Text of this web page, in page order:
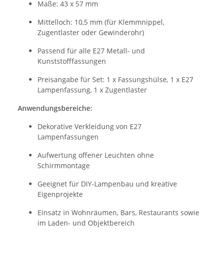
Maße: 43 x 57 mm
Mittelloch: 10,5 mm (für Klemmnippel,
Zugentlaster oder Gewinderohr)
Passend für alle E27 Metall- und
Kunststofffassungen
Preisangabe für Set: 1 x Fassungshülse, 1 x E27
Lampenfassung, 1 x Zugentlaster
Anwendungsbereiche:
Dekorative Verkleidung von E27
Lampenfassungen
Aufwertung offener Leuchten ohne
Schirmmontage
Geeignet für DIY-Lampenbau und kreative
Eigenprojekte
Einsatz in Wohnräumen, Bars, Restaurants sowie
im Laden- und Objektbereich